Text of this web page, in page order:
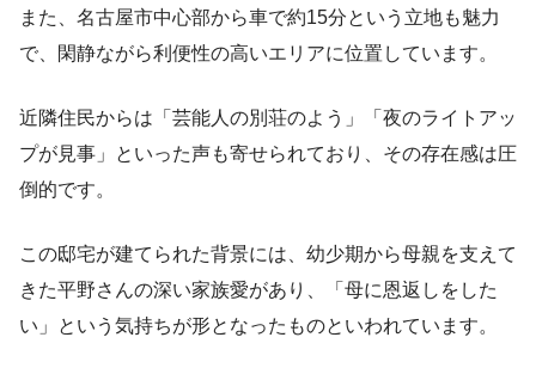
また、名古屋市中心部から車で約15分という立地も魅力
で、閑静ながら利便性の高いエリアに位置しています。
近隣住民からは「芸能人の別荘のよう」「夜のライトアッ
プが見事」といった声も寄せられており、その存在感は圧
倒的です。
この邸宅が建てられた背景には、幼少期から母親を支えて
きた平野さんの深い家族愛があり、「母に恩返しをした
い」という気持ちが形となったものといわれています。